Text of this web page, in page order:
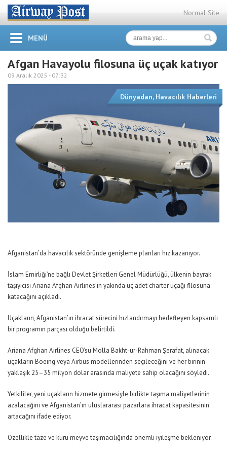
Normal Site
MENÜ
Afgan Havayolu filosuna üç uçak katıyor
09 Aralık 2025 - 07:32
Dünyadan, Havacılık Haberleri
Afganistan’da havacılık sektöründe genişleme planları hız kazanıyor.
İslam Emirliği’ne bağlı Devlet Şirketleri Genel Müdürlüğü, ülkenin bayrak
taşıyıcısı Ariana Afghan Airlines’ın yakında üç adet charter uçağı filosuna
katacağını açıkladı.
Uçakların, Afganistan’ın ihracat sürecini hızlandırmayı hedefleyen kapsamlı
bir programın parçası olduğu belirtildi.
Ariana Afghan Airlines CEO’su Molla Bakht-ur-Rahman Şerafat, alınacak
uçakların Boeing veya Airbus modellerinden seçileceğini ve her birinin
yaklaşık 25–35 milyon dolar arasında maliyete sahip olacağını söyledi.
Yetkililer, yeni uçakların hizmete girmesiyle birlikte taşıma maliyetlerinin
azalacağını ve Afganistan’ın uluslararası pazarlara ihracat kapasitesinin
artacağını ifade ediyor.
Özellikle taze ve kuru meyve taşımacılığında önemli iyileşme bekleniyor.